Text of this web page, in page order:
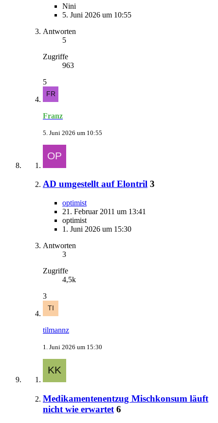
Nini
5. Juni 2026 um 10:55
Antworten
5
Zugriffe
963
5
Franz
5. Juni 2026 um 10:55
AD umgestellt auf Elontril 3
optimist
21. Februar 2011 um 13:41
optimist
1. Juni 2026 um 15:30
Antworten
3
Zugriffe
4,5k
3
tilmannz
1. Juni 2026 um 15:30
Medikamentenentzug Mischkonsum läuft
nicht wie erwartet 6